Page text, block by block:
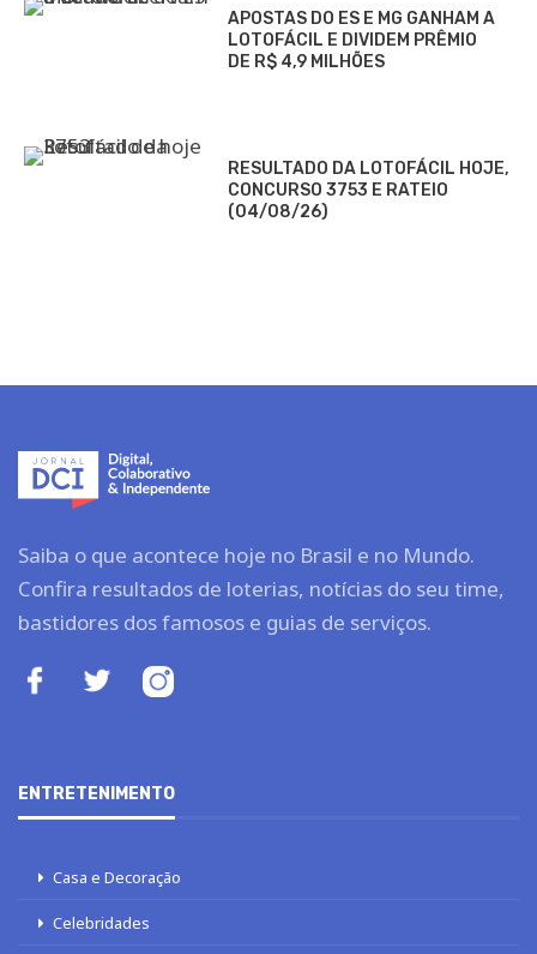
APOSTAS DO ES E MG GANHAM A
LOTOFÁCIL E DIVIDEM PRÊMIO
DE R$ 4,9 MILHÕES
RESULTADO DA LOTOFÁCIL HOJE,
CONCURSO 3753 E RATEIO
(04/08/26)
Saiba o que acontece hoje no Brasil e no Mundo.
Confira resultados de loterias, notícias do seu time,
bastidores dos famosos e guias de serviços.
ENTRETENIMENTO
Casa e Decoração
Celebridades